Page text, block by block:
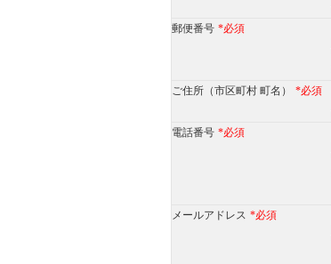
郵便番号 *必須
ご住所（市区町村 町名）
*必須
電話番号 *必須
メールアドレス *必須